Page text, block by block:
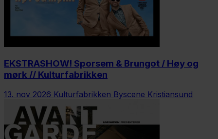
EKSTRASHOW! Sporsem & Brungot / Høy og
mørk // Kulturfabrikken
13. nov 2026 Kulturfabrikken Byscene Kristiansund